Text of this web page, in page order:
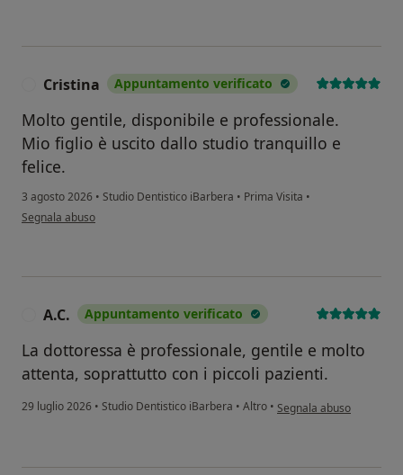
Cristina Appuntamento verificato
Molto gentile, disponibile e professionale.
Mio figlio è uscito dallo studio tranquillo e
felice.
3 agosto 2026 • Studio Dentistico iBarbera • Prima Visita •
secondo l'opinione dell'utente Cristina
Segnala abuso
A.C. Appuntamento verificato
La dottoressa è professionale, gentile e molto
attenta, soprattutto con i piccoli pazienti.
29 luglio 2026 • Studio Dentistico iBarbera • Altro • secondo l'opinione
Segnala abuso